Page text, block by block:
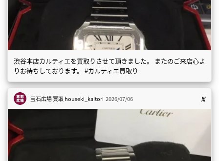
渋谷本店カルティエを買取りさせて頂きました。 またのご来店心よ
りお待ちしております。 #カルティエ買取り
宝石広場 買取houseki_kaitori 2026/07/06